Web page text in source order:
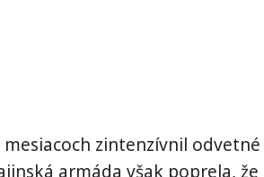
mesiacoch zintenzívnil
armáda však poprela,